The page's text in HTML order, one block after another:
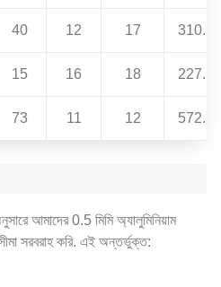
40 12 17 310.3
15 16 18 227.5
73 11 12 572.3
আমাদের 0.5 মিমি অ্যালুমিনিয়াম
সরবরাহ করি. এই অন্তর্ভুক্ত: